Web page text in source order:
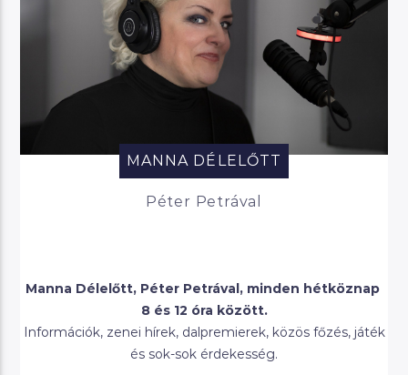
MANNA DÉLELŐTT
Péter Petrával
Manna Délelőtt, Péter Petrával, minden hétköznap
8 és 12 óra között.
Információk, zenei hírek, dalpremierek, közös főzés, játék
és sok-sok érdekesség.